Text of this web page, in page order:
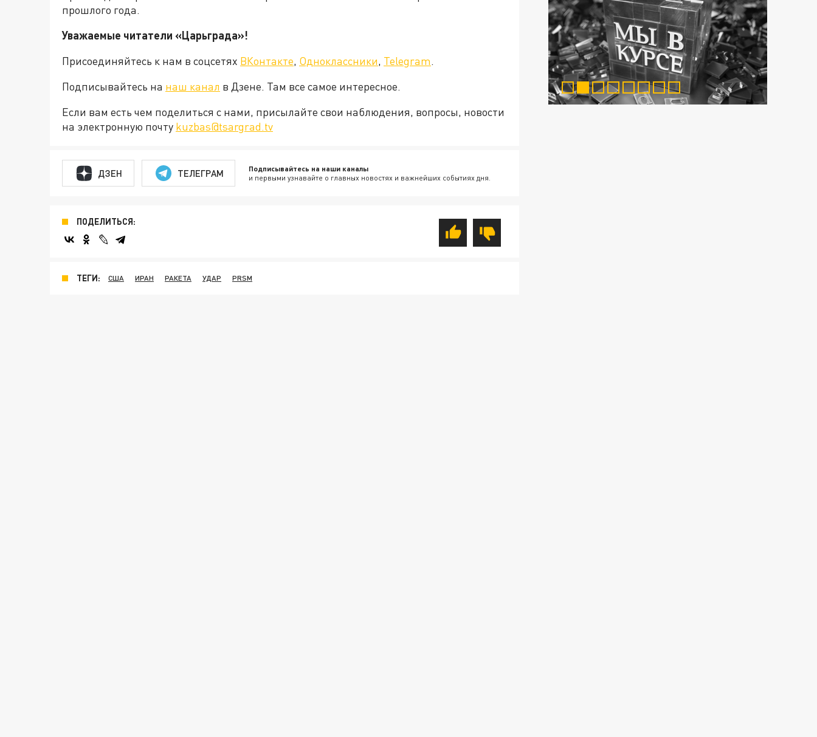
прошлого года.
Уважаемые читатели «Царьграда»!
Присоединяйтесь к нам в соцсетях ВКонтакте, Одноклассники, Telegram.
Подписывайтесь на наш канал в Дзене. Там все самое интересное.
Если вам есть чем поделиться с нами, присылайте свои наблюдения, вопросы, новости
на электронную почту kuzbas@tsargrad.tv
ДЗЕН ТЕЛЕГРАМ Подписывайтесь на наши каналы
и первыми узнавайте о главных новостях и важнейших событиях дня.
ПОДЕЛИТЬСЯ:
ТЕГИ: США ИРАН РАКЕТА УДАР PRSM